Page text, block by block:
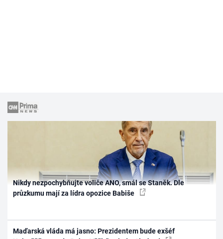
Nikdy nezpochybňujte voliče ANO, smál se Staněk. Dle
průzkumu mají za lídra opozice Babiše
Maďarská vláda má jasno: Prezidentem bude exšéf